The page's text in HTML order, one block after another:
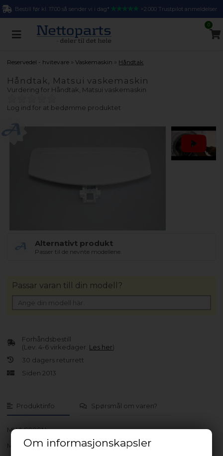
Om informasjonskapsler
Bestill før kl. 17.00 så sender vi i dag* >2.000 Trustpilot anmeldelser
0
Reservedel - hvitevare »Vaskemaskin » Håndtak
Håndtak, Matsui vaskemaskin
Vurdering for Håndtak, Matsui vaskemaskin
Log ind for at bedømme produktet
Alternativt produkt
Passer til de nevnte modellene.
Produktinfo Spørsmål om varen?
MWM1000N
MWM1400N
Forhåndsbestill
(Lev. 4-6 virkedager. Les her)
30 dagers returrett
Siden 2013
Passar varan till din modell?